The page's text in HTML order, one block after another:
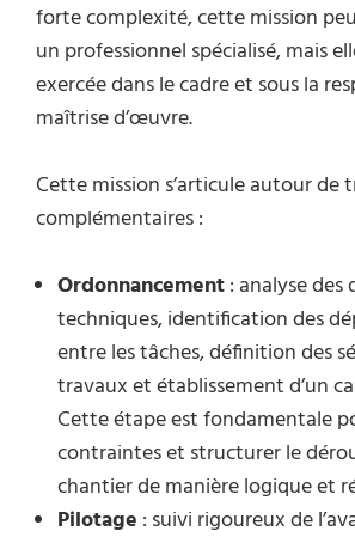
forte complexité, cette mission
un professionnel spécialisé, mais
exercée dans le cadre et sous la
maîtrise d’œuvre.
Cette mission s’articule autour de
complémentaires :
Ordonnancement: analyse
techniques, identification des
entre les tâches, définition des
travaux et établissement d’un
Cette étape est fondamentale
contraintes et structurer le
chantier de manière logique et
Pilotage : suivi rigoureux de